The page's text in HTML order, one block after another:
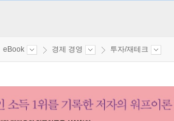
eBook 경제 경영 투자/재테크